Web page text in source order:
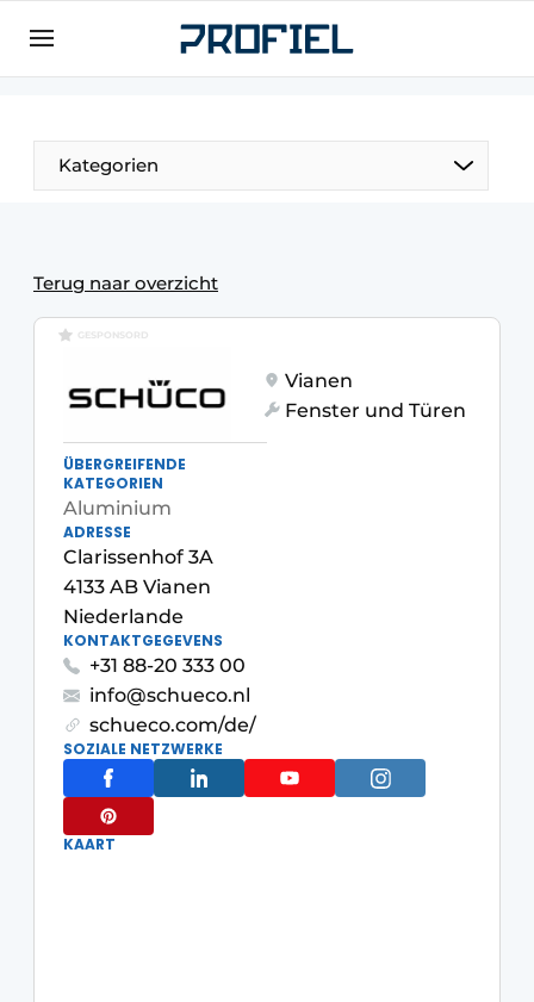
Registrieren Sie sich
Unternehmen
Kontakt
Veranstaltung anmelden
Meist gelesen
Podcasts
Datenschutz / Cookie-Erklärung
Profil | Plattform für Fenster, Türen,
Rahmentechnik, Beschläge, Dach- und
Fassadentechnik, Sicherheit
Profil
Ein Stellenangebot registrieren
Offene Stellen
Videos
Werben
Kategorien
Terug naar overzicht
GESPONSORD
Vianen
Fenster und Türen
ÜBERGREIFENDE
KATEGORIEN
Aluminium
ADRESSE
Clarissenhof 3A
4133 AB Vianen
Niederlande
KONTAKTGEGEVENS
+31 88-20 333 00
info@schueco.nl
schueco.com/de/
SOZIALE NETZWERKE
KAART